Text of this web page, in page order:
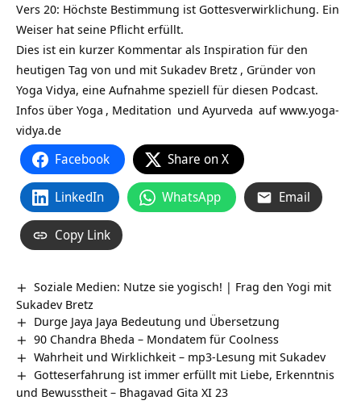
Vers 20: Höchste Bestimmung ist Gottesverwirklichung. Ein
Weiser hat seine Pflicht erfüllt.
Dies ist ein kurzer Kommentar als Inspiration für den
heutigen Tag von und mit Sukadev Bretz , Gründer von
Yoga Vidya, eine Aufnahme speziell für diesen Podcast.
Infos über Yoga , Meditation und Ayurveda aufwww.yoga-
vidya.de
Facebook Share on X
LinkedIn WhatsApp Email
Copy Link
Soziale Medien: Nutze sie yogisch! | Frag den Yogi mit
Sukadev Bretz
Durge Jaya Jaya Bedeutung und Übersetzung
90 Chandra Bheda – Mondatem für Coolness
Wahrheit und Wirklichkeit – mp3-Lesung mit Sukadev
Gotteserfahrung ist immer erfüllt mit Liebe, Erkenntnis
und Bewusstheit – Bhagavad Gita XI 23